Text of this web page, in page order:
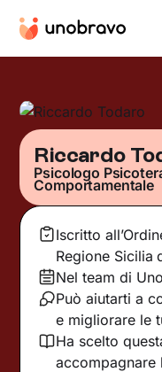
Riccardo
Psicologo
Comportamentale
Iscritto
Regione Sicilia
Nel team di
Può aiutarti a
e migliorare le
Ha scelto
accompagnare